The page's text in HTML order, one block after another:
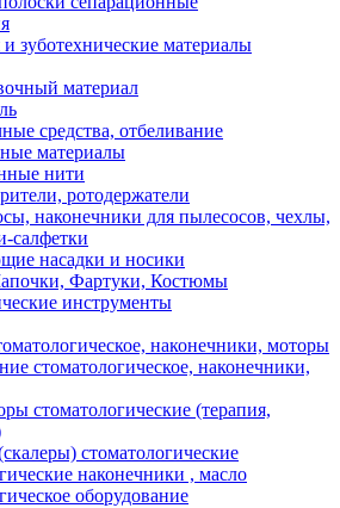
зуботехнические материалы
материал
средства, отбеливание
материалы
нити
ротодержатели
наконечники для пылесосов, чехлы,
салфетки
насадки и носики
Фартуки, Костюмы
инструменты
наконечники, моторы
стоматологическое, наконечники,
стоматологические (терапия,
стоматологические
наконечники , масло
оборудование